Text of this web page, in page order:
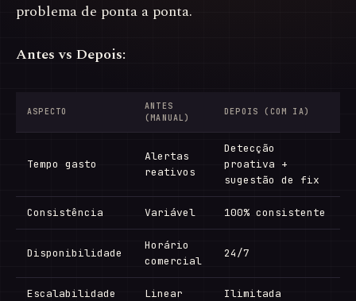
problema de ponta a ponta.
Antes vs Depois:
ASPECTO
ANTES
(MANUAL)
DEPOIS (COM IA)
Tempo gasto
Alertas
reativos
Detecção
proativa +
sugestão de fix
Consistência Variável 100% consistente
Disponibilidade
Horário
comercial
24/7
Escalabilidade Linear Ilimitada